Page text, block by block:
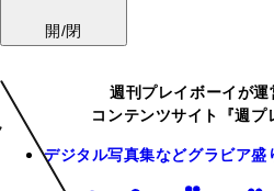
開/閉
週刊プレイボーイが運
コンテンツサイト『週プ
デジタル写真集などグラビア盛